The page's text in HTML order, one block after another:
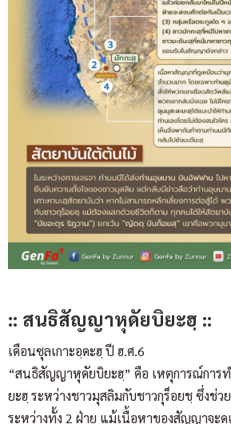
:: สนธิสัญญาหุดัยบิยะฮฺ ::
เดือนซุลเกาะอฺดะฮฺ ปี ฮ.ศ.6
“สนธิสัญญาหุดัยบิยะฮฺ” คือ เหตุการณ์กา
ยะฮฺ ระหว่างชาวมุสลิมกับชาวกุร็อยชฺ ซึ่งช่ว
ระหว่างทั้ง 2 ฝ่าย แม้เนื้อหาของสัญญาจะ